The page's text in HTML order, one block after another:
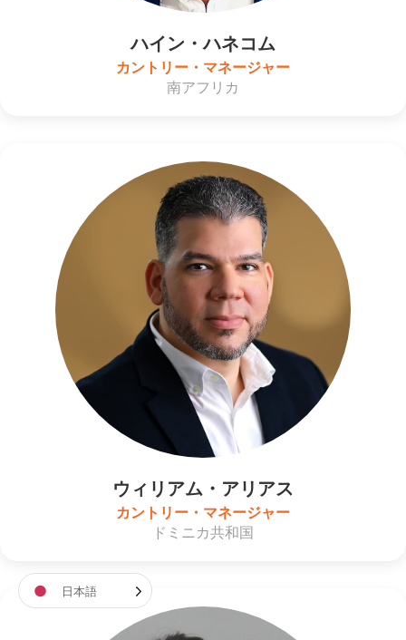
ハイン・ハネコム
カントリー・マネージャー
南アフリカ
ウィリアム・アリアス
カントリー・マネージャー
ドミニカ共和国
日本語